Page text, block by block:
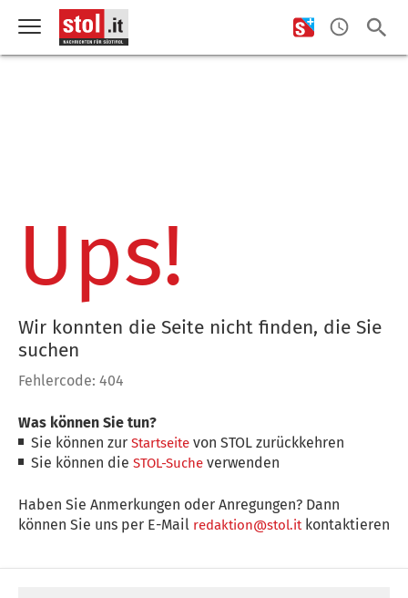
Ups!
Wir konnten die Seite nicht finden, die Sie
suchen
Fehlercode: 404
Was können Sie tun?
Sie können zurStartseite von STOL zurückkehren
Sie können dieSTOL-Suche verwenden
Haben Sie Anmerkungen oder Anregungen? Dann
können Sie uns per E-Mail redaktion@stol.itkontaktieren